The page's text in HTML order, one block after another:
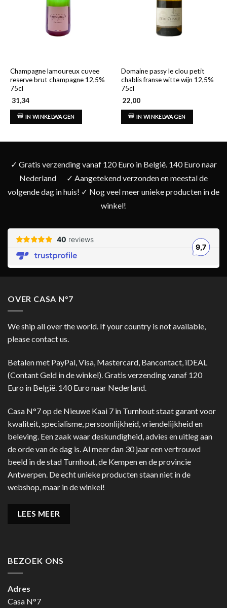
Champagne lamoureux cuvee
reserve brut champagne 12,5%
75cl
31,34
IN WINKELWAGEN
Domaine passy le clou petit
chablis franse witte wijn 12,5%
75cl
22,00
IN WINKELWAGEN
✓ Gratis verzending vanaf 120 Euro in België. 140 Euro naar
Nederland
✓ Aangetekend verzonden en meestal de
volgende dag in huis! ✓ Nog veel meer unieke producten in de
winkel!
OVER CASA N°7
We ship all over the world. If your country is not available,
please contact us.
Betalen met PayPal, Visa, Mastercard, Bancontact, iDEAL
(Contant Geld in de winkel). Gratis verzending vanaf 120
Euro in België. 140 Euro naar Nederland.
Casa N°7 op de Nieuwe Kaai 7 in Turnhout staat garant voor
kwaliteit, specialisme, persoonlijkheid, vriendelijkheid en
beleving. Een zaak waar deskundigheid, advies en uitleg aan
de orde van de dag is. Al meer dan 30 jaar een vertrouwd
beeld in de stad Turnhout, de Kempen en de provincie
Antwerpen. De echt unieke producten staan niet in de
webshop, maar in de winkel!
LEES MEER
BEZOEK ONS
Adres
Casa N°7